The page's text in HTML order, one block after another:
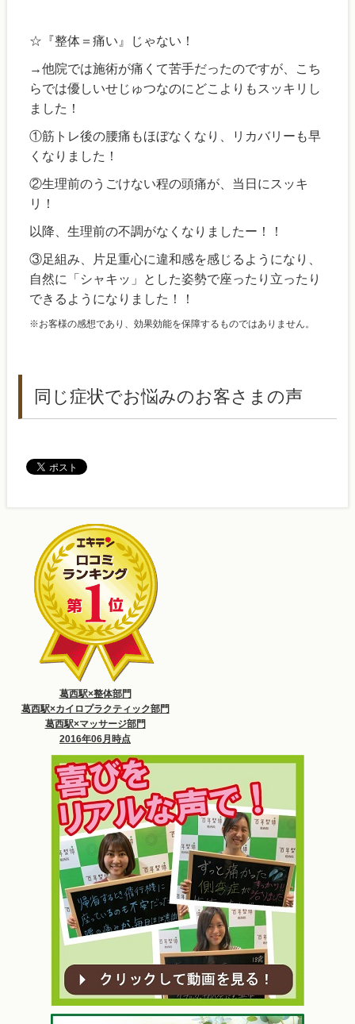
☆『整体＝痛い』じゃない！
→他院では施術が痛くて苦手だったのですが、こち
らでは優しいせじゅつなのにどこよりもスッキリし
ました！
①筋トレ後の腰痛もほぼなくなり、リカバリーも早
くなりました！
②生理前のうごけない程の頭痛が、当日にスッキ
リ！
以降、生理前の不調がなくなりましたー！！
③足組み、片足重心に違和感を感じるようになり、
自然に「シャキッ」とした姿勢で座ったり立ったり
できるようになりました！！
※お客様の感想であり、効果効能を保障するものではありません。
同じ症状でお悩みのお客さまの声
葛西駅×整体部門
葛西駅×カイロプラクティック部門
葛西駅×マッサージ部門
2016年06月時点